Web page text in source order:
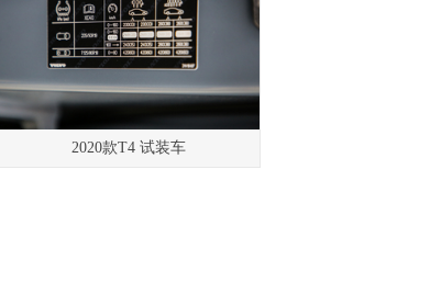
2020款T4 试装车